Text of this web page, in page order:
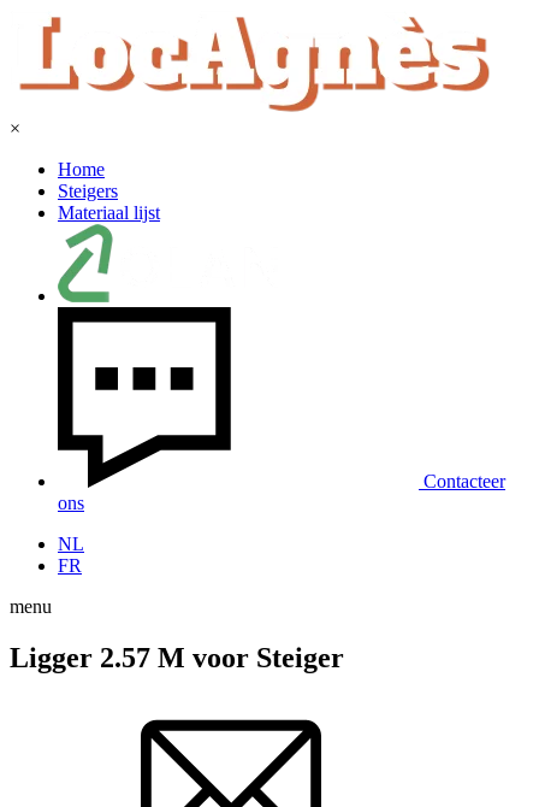
×
Home
Steigers
Materiaal lijst
Contacteer
ons
NL
FR
menu
Ligger 2.57 M voor Steiger